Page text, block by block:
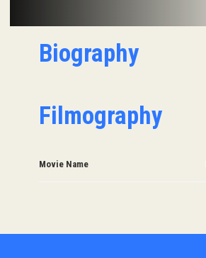
Biography
Filmography
Movie Name